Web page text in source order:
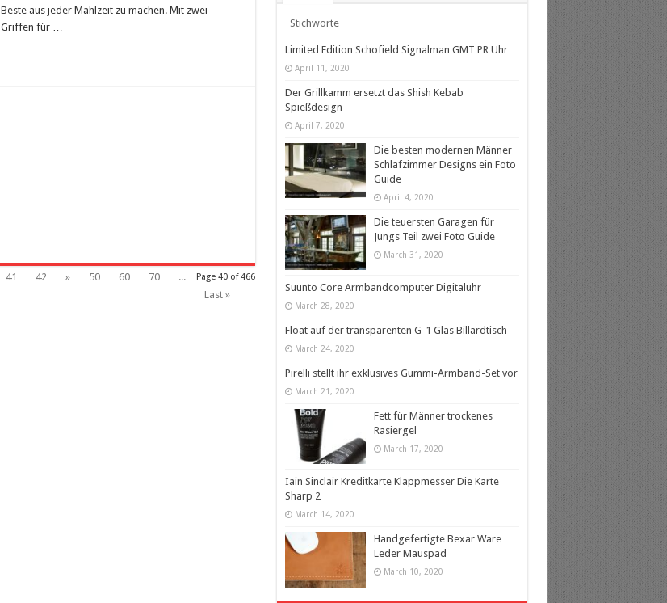
Beste aus jeder Mahlzeit zu machen. Mit zwei
Griffen für …
Page 40 of 466
41 42 » 50 60 70
...
Last »
Stichworte
Limited Edition Schofield Signalman GMT PR Uhr
April 11, 2020
Der Grillkamm ersetzt das Shish Kebab
Spießdesign
April 7, 2020
Die besten modernen Männer
Schlafzimmer Designs ein Foto
Guide
April 4, 2020
Die teuersten Garagen für
Jungs Teil zwei Foto Guide
March 31, 2020
Suunto Core Armbandcomputer Digitaluhr
March 28, 2020
Float auf der transparenten G-1 Glas Billardtisch
March 24, 2020
Pirelli stellt ihr exklusives Gummi-Armband-Set vor
March 21, 2020
Fett für Männer trockenes
Rasiergel
March 17, 2020
Iain Sinclair Kreditkarte Klappmesser Die Karte
Sharp 2
March 14, 2020
Handgefertigte Bexar Ware
Leder Mauspad
March 10, 2020